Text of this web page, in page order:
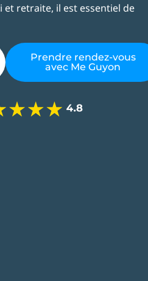
retraite, il est essentiel de
Prendre rendez-vous
avec Me Guyon